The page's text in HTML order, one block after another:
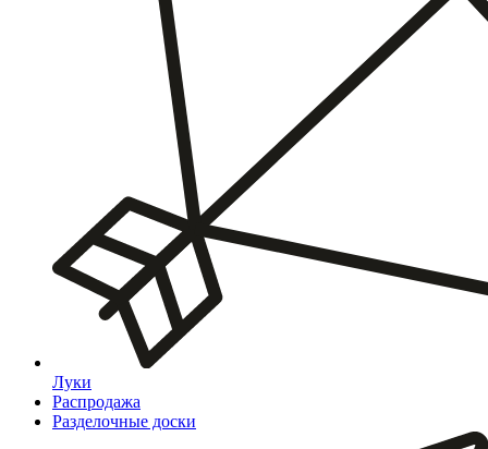
Луки
Распродажа
Разделочные доски